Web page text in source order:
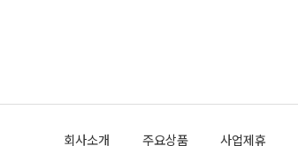
회사소개 주요상품 사업제휴